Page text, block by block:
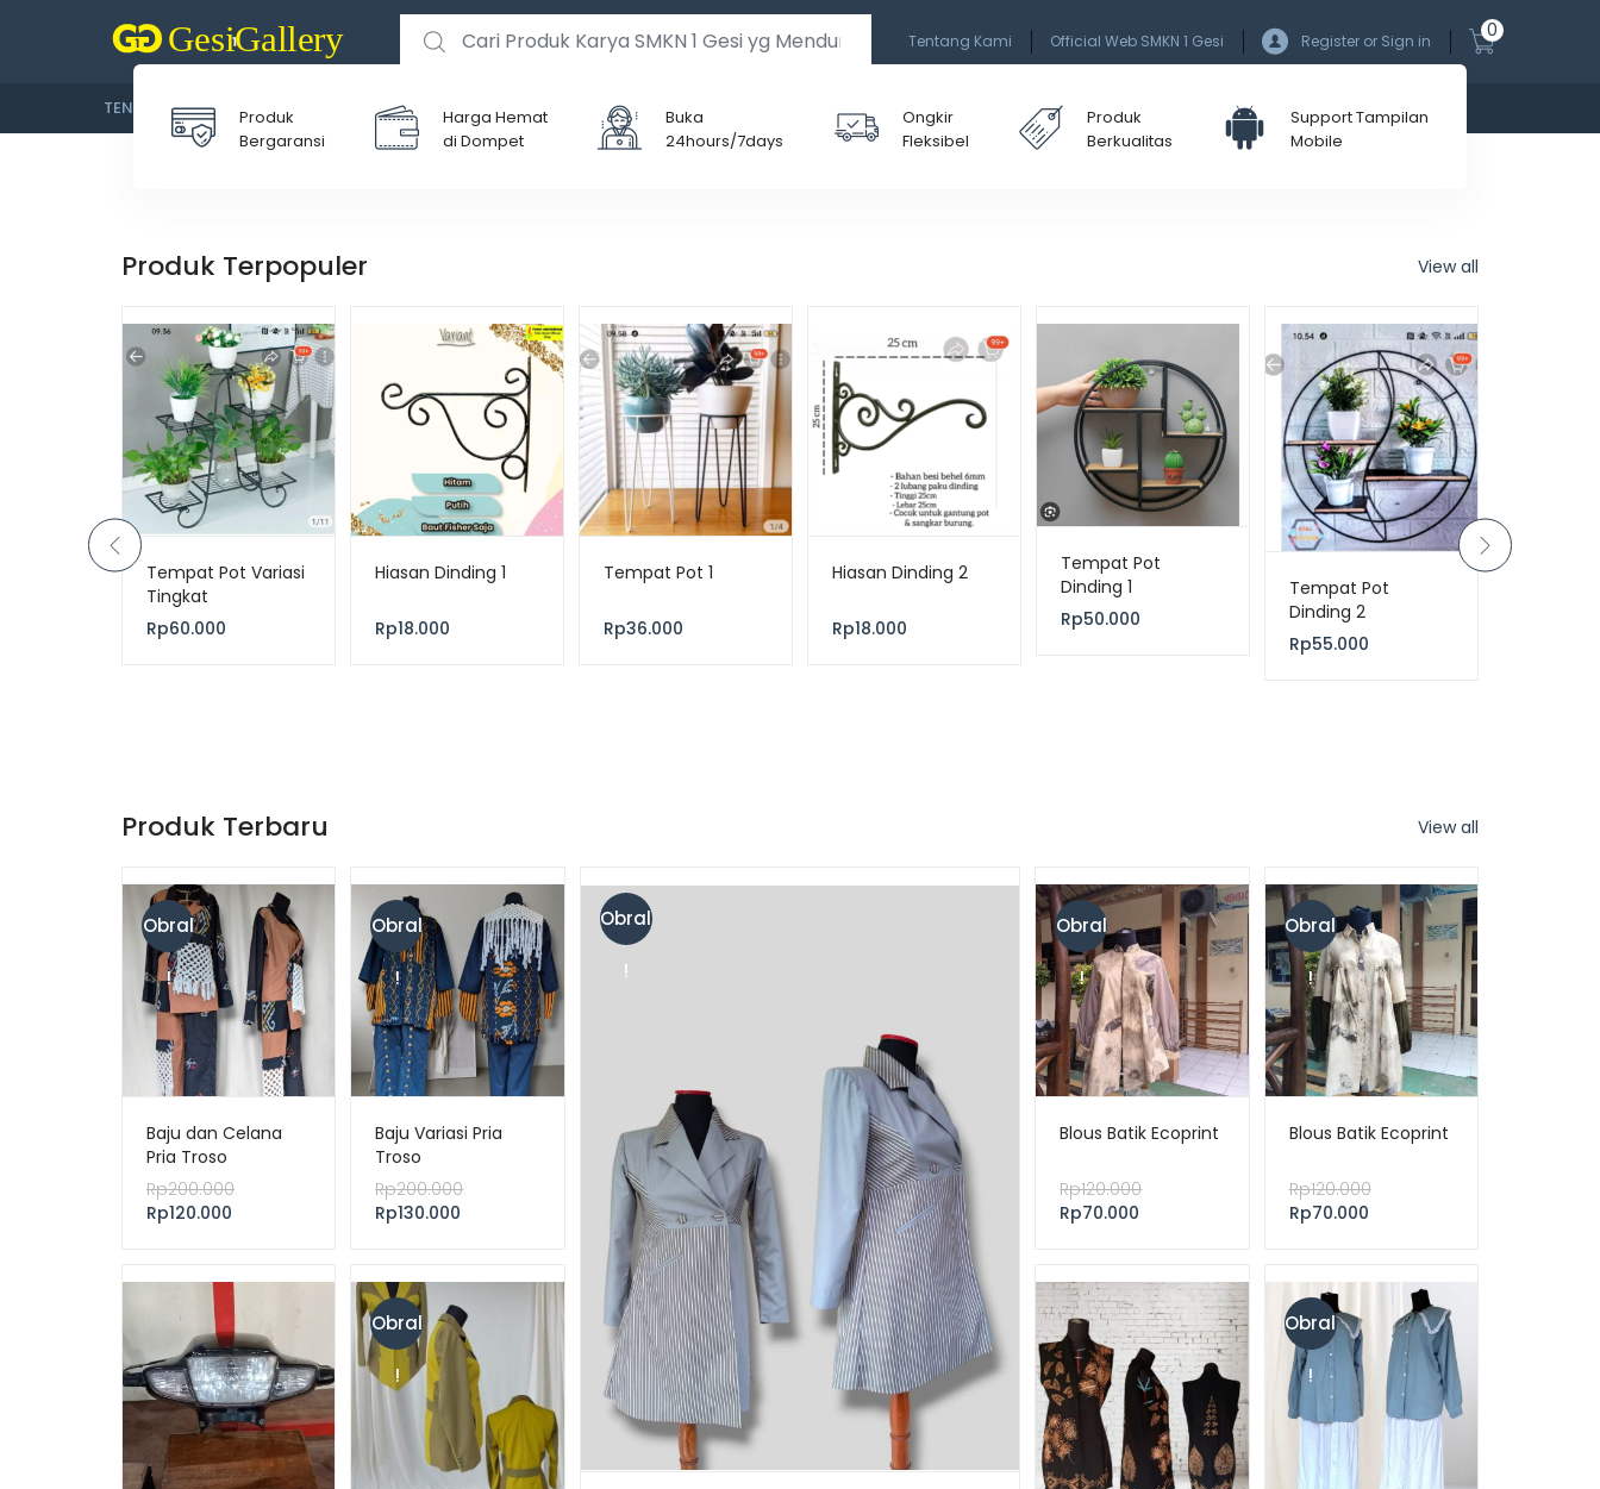
Tentang Kami Official Web SMKN 1 Gesi Register or Sign in 0
TENTANG KAMI OFFICIAL WEB SMKN 1 GESI
Produk
Bergaransi
Harga Hemat
di Dompet
Buka
24hours/7days
Ongkir
Fleksibel
Produk
Berkualitas
Support Tampilan
Mobile
Produk Terpopuler View all
Tempat Pot Variasi
Tingkat
Rp60.000
Hiasan Dinding 1
Rp18.000
Tempat Pot 1
Rp36.000
Hiasan Dinding 2
Rp18.000
Tempat Pot
Dinding 1
Rp50.000
Tempat Pot
Dinding 2
Rp55.000
Produk Terbaru View all
Obral
!
Baju dan Celana
Pria Troso
Rp200.000
Rp120.000
Obral
!
Baju Variasi Pria
Troso
Rp200.000
Rp130.000
Obral
!
Obral
!
Obral
!
Blous Batik Ecoprint
Rp120.000
Rp70.000
Obral
!
Blous Batik Ecoprint
Rp120.000
Rp70.000
Obral
!